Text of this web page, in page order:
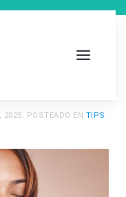
2025. POSTEADO EN TIPS